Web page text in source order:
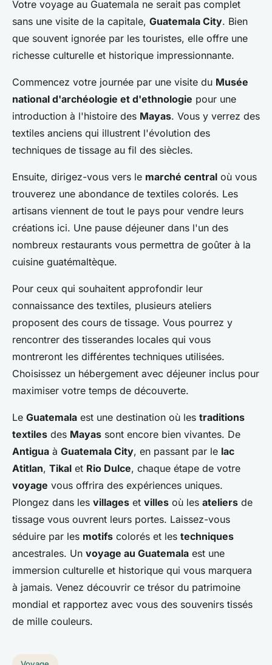
Votre voyage au Guatemala ne serait pas complet
sans une visite de la capitale, Guatemala City. Bien
que souvent ignorée par les touristes, elle offre une
richesse culturelle et historique impressionnante.
Commencez votre journée par une visite du Musée
national d'archéologie et d'ethnologie pour une
introduction à l'histoire des Mayas. Vous y verrez des
textiles anciens qui illustrent l'évolution des
techniques de tissage au fil des siècles.
Ensuite, dirigez-vous vers le marché central où vous
trouverez une abondance de textiles colorés. Les
artisans viennent de tout le pays pour vendre leurs
créations ici. Une pause déjeuner dans l'un des
nombreux restaurants vous permettra de goûter à la
cuisine guatémaltèque.
Pour ceux qui souhaitent approfondir leur
connaissance des textiles, plusieurs ateliers
proposent des cours de tissage. Vous pourrez y
rencontrer des tisserandes locales qui vous
montreront les différentes techniques utilisées.
Choisissez un hébergement avec déjeuner inclus pour
maximiser votre temps de découverte.
Le Guatemala est une destination où les traditions
textiles des Mayas sont encore bien vivantes. De
Antigua à Guatemala City, en passant par le lac
Atitlan, Tikal et Rio Dulce, chaque étape de votre
voyage vous offrira des expériences uniques.
Plongez dans les villages et villes où les ateliers de
tissage vous ouvrent leurs portes. Laissez-vous
séduire par les motifs colorés et les techniques
ancestrales. Un voyage au Guatemala est une
immersion culturelle et historique qui vous marquera
à jamais. Venez découvrir ce trésor du patrimoine
mondial et rapportez avec vous des souvenirs tissés
de mille couleurs.